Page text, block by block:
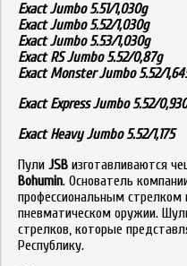
Exact Jumbo 5.51/1,030g
Exact Jumbo 5.52/1,030g
Exact Jumbo 5.53/1,030g
Exact RS Jumbo 5.52/0,87g
Exact Monster Jumbo 5.52/
Exact Express Jumbo 5.52/
Exact Heavy Jumbo 5.52/1,175
Пули JSB изготавливаются
Bohumin. Основатель
профессиональным стрелком
пневматическом оружии.
стрелков, которые
Республику.